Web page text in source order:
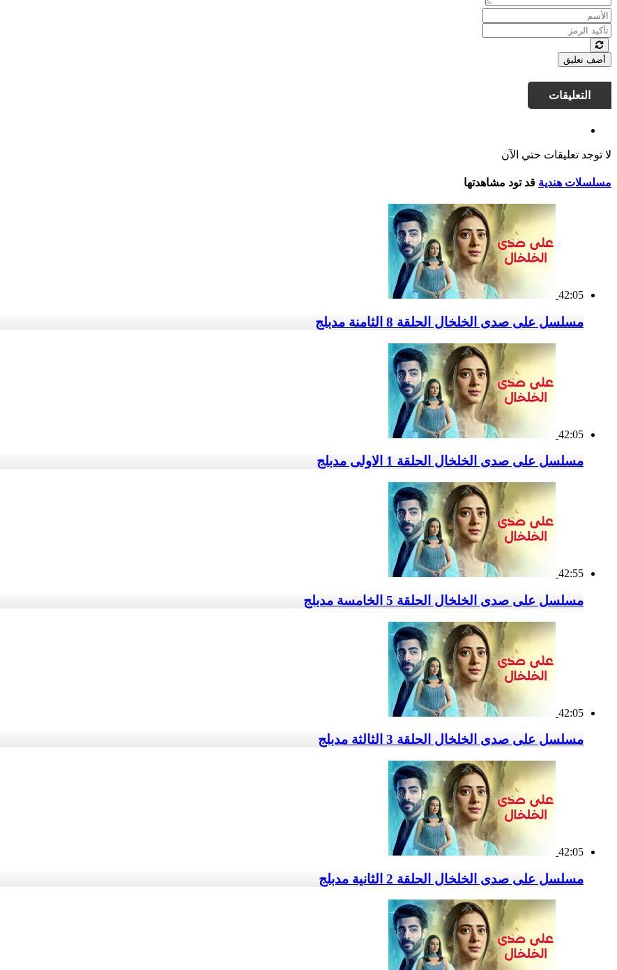
أضف تعليق
التعليقات
لا توجد تعليقات حتي الآن
مسلسلات هندية قد تود مشاهدتها
42:05
مسلسل على صدى الخلخال الحلقة 8 الثامنة مدبلج
42:05
مسلسل على صدى الخلخال الحلقة 1 الاولى مدبلج
42:55
مسلسل على صدى الخلخال الحلقة 5 الخامسة مدبلج
42:05
مسلسل على صدى الخلخال الحلقة 3 الثالثة مدبلج
42:05
مسلسل على صدى الخلخال الحلقة 2 الثانية مدبلج